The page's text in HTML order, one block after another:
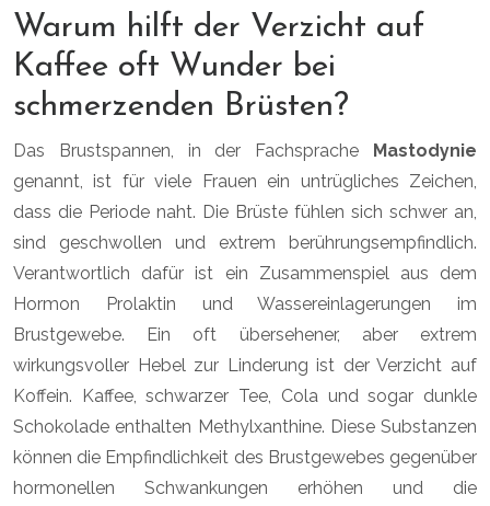
Warum hilft der Verzicht auf
Kaffee oft Wunder bei
schmerzenden Brüsten?
Das Brustspannen, in der Fachsprache Mastodynie
genannt, ist für viele Frauen ein untrügliches Zeichen,
dass die Periode naht. Die Brüste fühlen sich schwer an,
sind geschwollen und extrem berührungsempfindlich.
Verantwortlich dafür ist ein Zusammenspiel aus dem
Hormon Prolaktin und Wassereinlagerungen im
Brustgewebe. Ein oft übersehener, aber extrem
wirkungsvoller Hebel zur Linderung ist der Verzicht auf
Koffein. Kaffee, schwarzer Tee, Cola und sogar dunkle
Schokolade enthalten Methylxanthine. Diese Substanzen
können die Empfindlichkeit des Brustgewebes gegenüber
hormonellen Schwankungen erhöhen und die